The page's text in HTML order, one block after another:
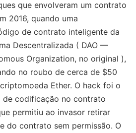
que envolveram um contrato
2016, quando uma
de contrato inteligente da
Descentralizada ( DAO —
Organization, no original ),
no roubo de cerca de $50
Ether. O hack foi o
de codificação no contrato
permitiu ao invasor retirar
do contrato sem permissão. O